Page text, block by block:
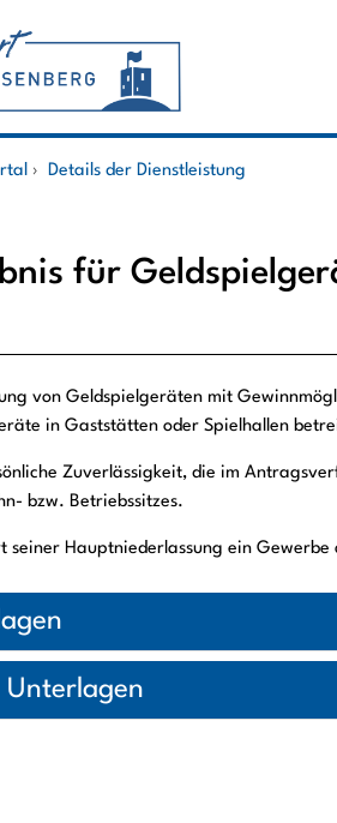
Z
› Details der Dienstleistung
für
von Geldspielgeräten mit
in Gaststätten oder Spielhallen
Zuverlässigkeit, die im
bzw. Betriebssitzes.
seiner Hauptniederlassung ein Gewerbe
Unterlagen